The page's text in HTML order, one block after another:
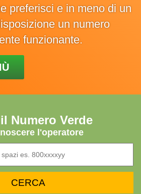
preferisci e in meno di un
un numero
funzionante.
Numero Verde
l'operatore